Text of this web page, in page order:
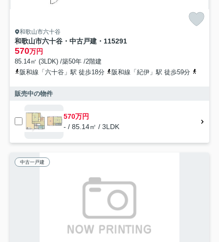
和歌山市六十谷
和歌山市六十谷・中古戸建・115291
570万円
85.14㎡ (3LDK) /築50年 /2階建
阪和線「六十谷」駅 徒歩18分
阪和線「紀伊」駅 徒歩59分
販売中の物件
570万円
- / 85.14㎡ / 3LDK
中古一戸建